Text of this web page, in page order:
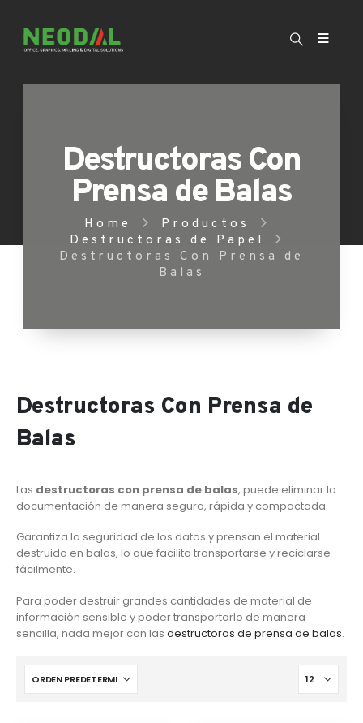
Destructoras Con
Prensa de Balas
Home
Productos
Destructoras de Papel
Destructoras Con Prensa de
Balas
Destructoras Con Prensa de
Balas
Las destructoras con prensa de balas, puede eliminar la
documentación de manera segura, rápida y compactada.
Garantiza la seguridad de los datos y prensan el material
destruido en balas, lo que facilita transportarse y reciclarse
fácilmente.
Para poder destruir grandes cantidades de material de
información sensible y poder transportarlo de manera
sencilla, nada mejor con las destructoras de prensa de balas.